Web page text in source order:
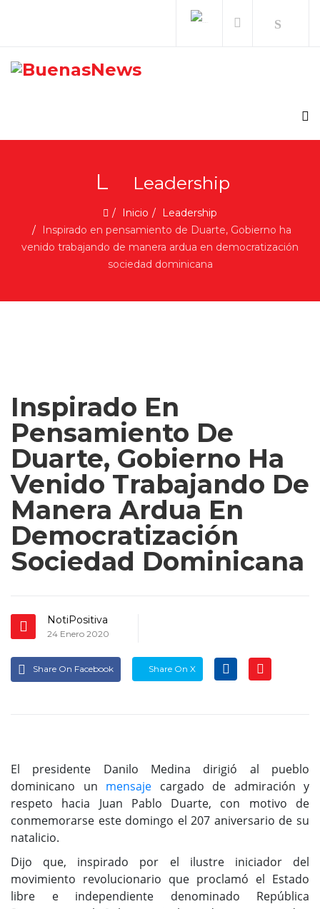
L Leadership
Inicio
Leadership
Inspirado en pensamiento de Duarte, Gobierno ha
venido trabajando de manera ardua en democratización
sociedad dominicana
Inspirado En
Pensamiento De
Duarte, Gobierno Ha
Venido Trabajando De
Manera Ardua En
Democratización
Sociedad Dominicana
NotiPositiva
24 Enero 2020
Share On Facebook Share On X
El presidente Danilo Medina dirigió al pueblo
dominicano un mensaje cargado de admiración y
respeto hacia Juan Pablo Duarte, con motivo de
conmemorarse este domingo el 207 aniversario de su
natalicio.
Dijo que, inspirado por el ilustre iniciador del
movimiento revolucionario que proclamó el Estado
libre e independiente denominado República